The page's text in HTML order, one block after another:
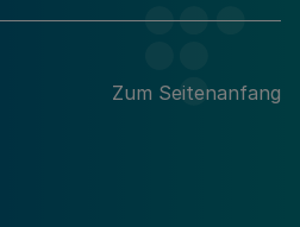
Zum Seitenanfang